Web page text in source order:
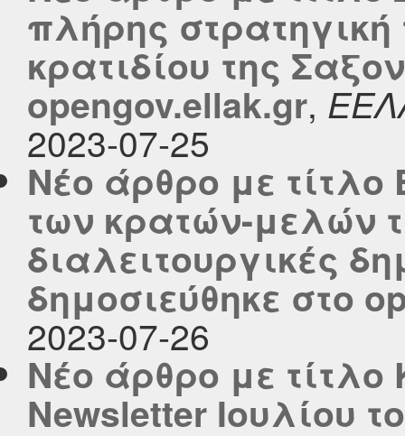
πλήρης στρατηγική
κρατιδίου της
opengov.ellak.gr,
2023-07-25
Νέο άρθρο με τίτλο
των κρατών-μελών
διαλειτουργικές
δημοσιεύθηκε στο
2023-07-26
Νέο άρθρο με
Newsletter Ιουλίου